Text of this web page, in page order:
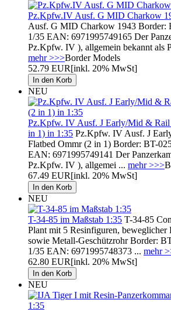
Pz.Kpfw.IV Ausf. G MID Charkow
Ausf. G MID Charkow 1943 Border:
1/35 EAN: 6971995749165 Der
Pz.Kpfw. IV ), allgemein bekannt als
mehr >>>Border Models
52.79 EUR[inkl. 20% MwSt]
NEU
Pz.Kpfw. IV Ausf. J Early/Mid & Rail
in 1) in 1:35 Pz.Kpfw. IV Ausf. J
Flatbed Ommr (2 in 1) Border: BT-
EAN: 6971995749141 Der
Pz.Kpfw. IV ), allgemei ... mehr >>>
67.49 EUR[inkl. 20% MwSt]
NEU
T-34-85 im Maßstab 1:35 T-34-85
Plant mit 5 Resinfiguren, beweglicher
sowie Metall-Geschützrohr Border:
1/35 EAN: 6971995748373 ... mehr
62.80 EUR[inkl. 20% MwSt]
NEU